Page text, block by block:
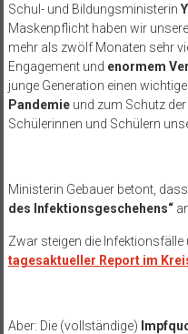
Schul- und Bildungsministerin
Maskenpflicht haben wir
mehr als zwölf Monaten sehr
Engagement und enormem
junge Generation einen
Pandemieund zum Schutz der
Schülerinnen und Schülern
Ministerin Gebauer betont,
des Infektionsgeschehens“
Zwar steigen die Infektionsfälle
tagesaktueller Report im
Aber: Die (vollständige)